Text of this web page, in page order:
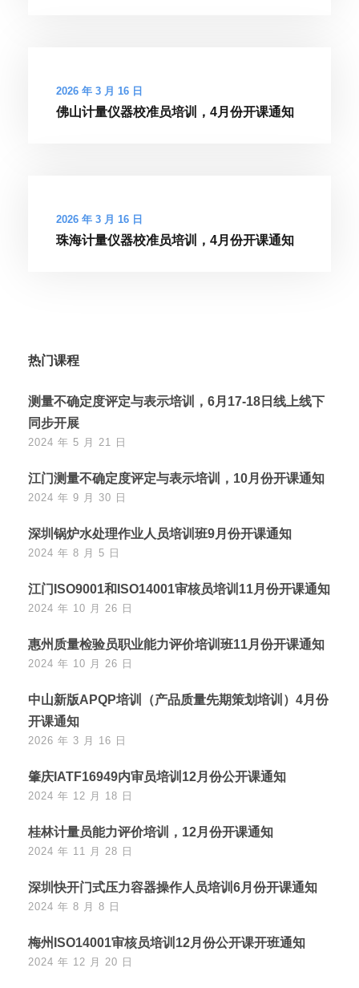
2026 年 3 月 16 日
佛山计量仪器校准员培训，4月份开课通知
2026 年 3 月 16 日
珠海计量仪器校准员培训，4月份开课通知
热门课程
测量不确定度评定与表示培训，6月17-18日线上线下
同步开展
2024 年 5 月 21 日
江门测量不确定度评定与表示培训，10月份开课通知
2024 年 9 月 30 日
深圳锅炉水处理作业人员培训班9月份开课通知
2024 年 8 月 5 日
江门ISO9001和ISO14001审核员培训11月份开课通知
2024 年 10 月 26 日
惠州质量检验员职业能力评价培训班11月份开课通知
2024 年 10 月 26 日
中山新版APQP培训（产品质量先期策划培训）4月份
开课通知
2026 年 3 月 16 日
肇庆IATF16949内审员培训12月份公开课通知
2024 年 12 月 18 日
桂林计量员能力评价培训，12月份开课通知
2024 年 11 月 28 日
深圳快开门式压力容器操作人员培训6月份开课通知
2024 年 8 月 8 日
梅州ISO14001审核员培训12月份公开课开班通知
2024 年 12 月 20 日